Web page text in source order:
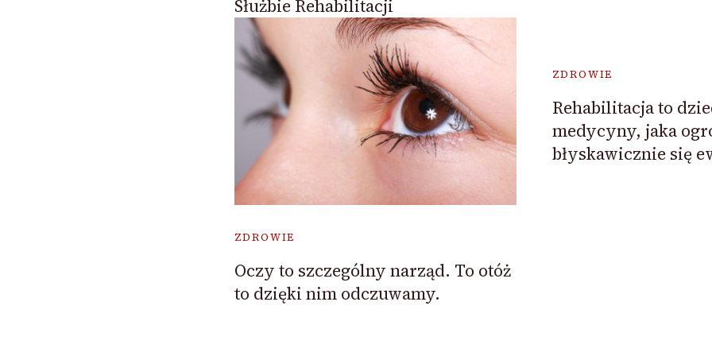
Służbie Rehabilitacji
ZDROWIE
Oczy to szczególny narząd. To otóż
to dzięki nim odczuwamy.
ZDROWIE
Rehabilitacja to
medycyny, jaka
błyskawicznie się